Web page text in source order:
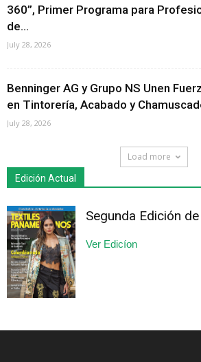
360”, Primer Programa para
de...
July 28, 2026
Benninger AG y Grupo NS Unen
en Tintorería, Acabado y
July 28, 2026
Load more
Edición Actual
Segunda Edición
Ver Edicíon